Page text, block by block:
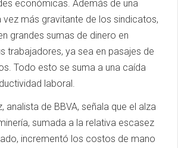
económicas. Además de una
más gravitante de los sindicatos,
grandes sumas de dinero en
trabajadores, ya sea en pasajes de
Todo esto se suma a una caída
laboral.
analista de BBVA, señala que el alza
sumada a la relativa escasez
incrementó los costos de mano